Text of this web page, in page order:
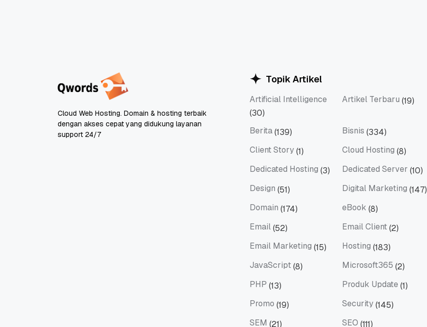
Cloud Web Hosting. Domain & hosting terbaik
dengan akses cepat yang didukung layanan
support 24/7
Topik Artikel
Artificial Intelligence
Artificial Intelligence
(30)
Artikel Terbaru (19)
Berita(139) Bisnis (334)
Client Story(1) Cloud Hosting (8)
Dedicated Hosting (3) Dedicated Server (10)
Design (51) Digital Marketing (147)
Domain (174) eBook (8)
Email(52) Email Client(2)
Email Marketing (15) Hosting (183)
JavaScript(8) Microsoft365 (2)
PHP (13) Produk Update (1)
Promo (19) Security(145)
SEM (21) SEO (111)